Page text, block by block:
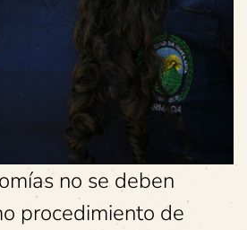
no se deben
procedimiento de